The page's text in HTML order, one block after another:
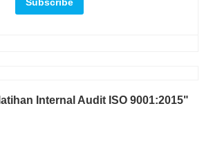
Internal Audit ISO 9001:2015"